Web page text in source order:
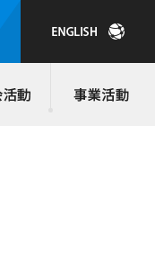
会員ログイ